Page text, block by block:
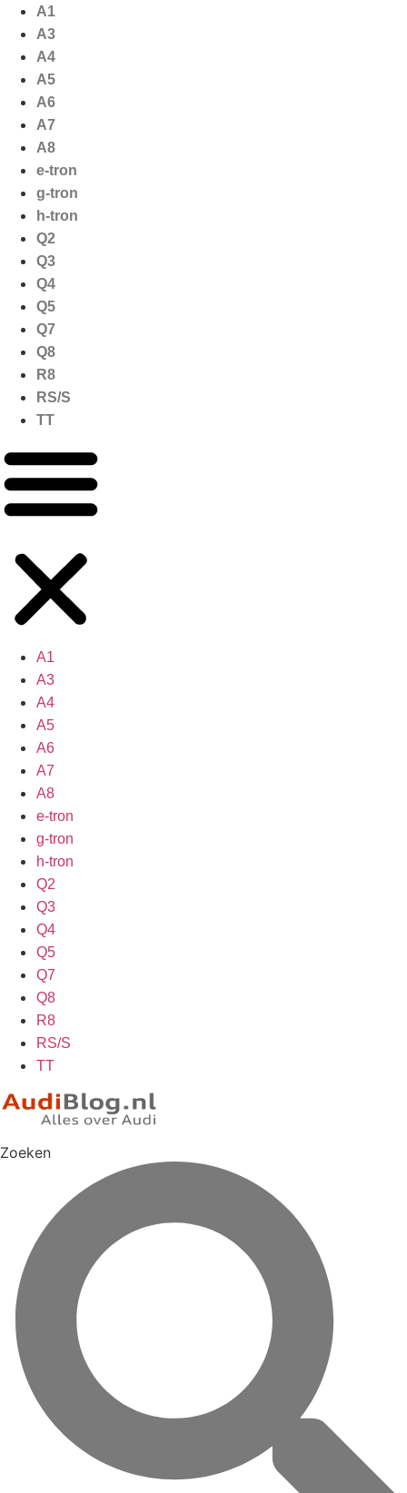
naar
inhoud
A1
A3
A4
A5
A6
A7
A8
e-tron
g-tron
h-tron
Q2
Q3
Q4
Q5
Q7
Q8
R8
RS/S
TT
A1
A3
A4
A5
A6
A7
A8
e-tron
g-tron
h-tron
Q2
Q3
Q4
Q5
Q7
Q8
R8
RS/S
TT
Zoeken